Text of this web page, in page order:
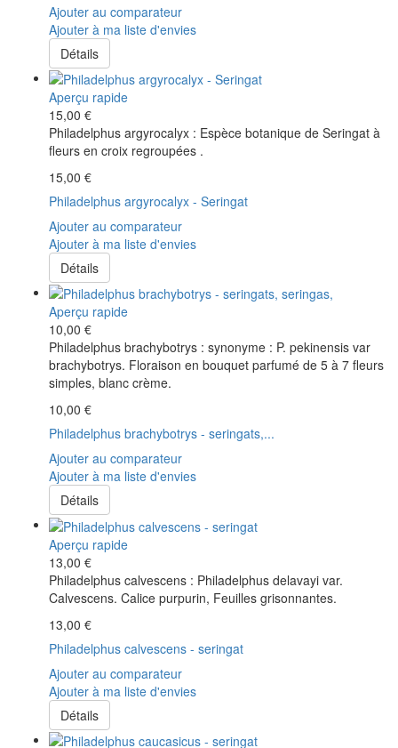
Ajouter au comparateur
Ajouter à ma liste d'envies
Détails
Aperçu rapide
15,00 €
Philadelphus argyrocalyx : Espèce botanique de Seringat à
fleurs en croix regroupées .
15,00 €
Philadelphus argyrocalyx - Seringat
Ajouter au comparateur
Ajouter à ma liste d'envies
Détails
Aperçu rapide
10,00 €
Philadelphus brachybotrys : synonyme : P. pekinensis var
brachybotrys. Floraison en bouquet parfumé de 5 à 7 fleurs
simples, blanc crème.
10,00 €
Philadelphus brachybotrys - seringats,...
Ajouter au comparateur
Ajouter à ma liste d'envies
Détails
Aperçu rapide
13,00 €
Philadelphus calvescens : Philadelphus delavayi var.
Calvescens. Calice purpurin, Feuilles grisonnantes.
13,00 €
Philadelphus calvescens - seringat
Ajouter au comparateur
Ajouter à ma liste d'envies
Détails